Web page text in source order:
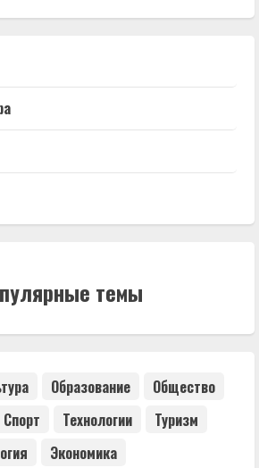
темы
Образование
Общество
Спорт Технологии
Туризм
Экономика